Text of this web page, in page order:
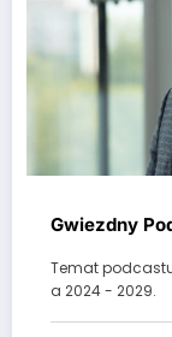
Gwiezdny
Temat
a 2024 - 2029.